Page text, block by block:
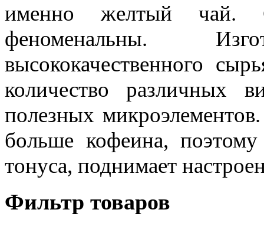
именно желтый чай.
феноменальны.
высококачественного
количество различных
полезных
больше кофеина,
тонуса, поднимает
Фильтр товаров